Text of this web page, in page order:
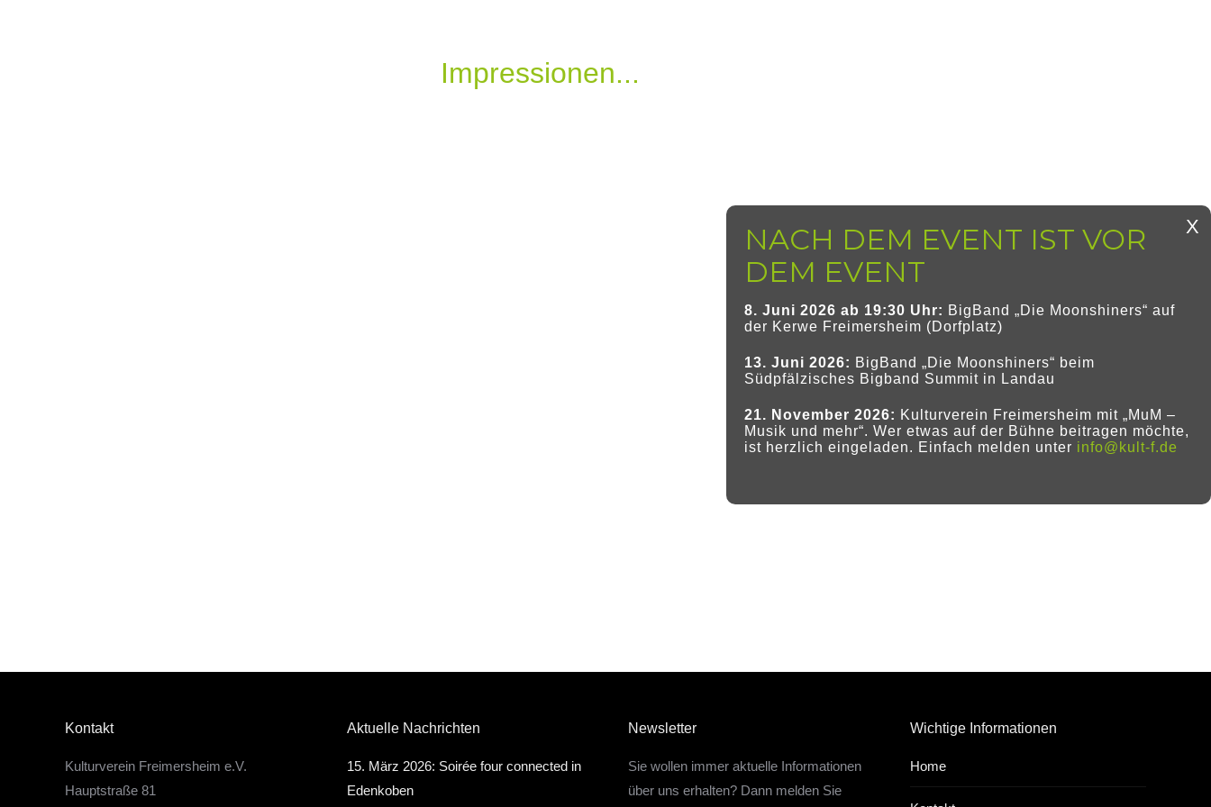
Impressionen...
Kontakt
Kulturverein Freimersheim e.V.
Hauptstraße 81
Aktuelle Nachrichten
15. März 2026: Soirée four connected in
Edenkoben
Newsletter
Sie wollen immer aktuelle Informationen
über uns erhalten? Dann melden Sie
Wichtige Informationen
Home
8. Juni 2026 ab 19:30 Uhr: BigBand „Die Moonshiners“ auf
der Kerwe Freimersheim (Dorfplatz)
13. Juni 2026: BigBand „Die Moonshiners“ beim
Südpfälzisches Bigband Summit in Landau
21. November 2026: Kulturverein Freimersheim mit„MuM –
Musik und mehr“.Wer etwas auf der Bühne beitragen möchte,
ist herzlich eingeladen. Einfach melden unter info@kult-f.de